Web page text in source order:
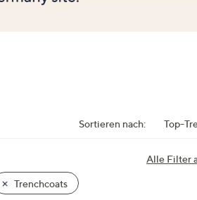
Sortieren nach: Top-
Alle Filter
Trenchcoats